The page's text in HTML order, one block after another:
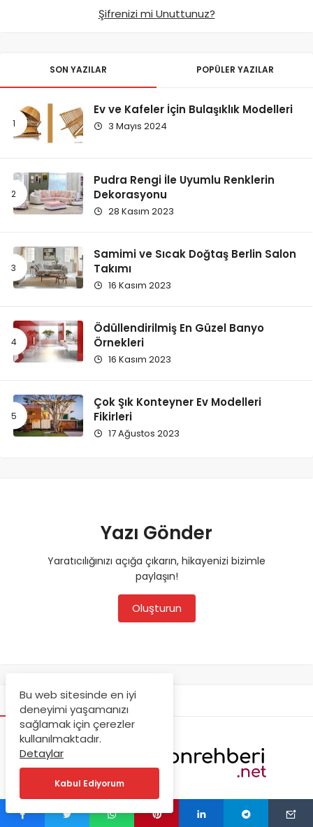
Şifrenizi mi Unuttunuz?
SON YAZILAR POPÜLER YAZILAR
Ev ve Kafeler İçin Bulaşıklık Modelleri
3 Mayıs 2024
Pudra Rengi İle Uyumlu Renklerin
Dekorasyonu
28 Kasım 2023
Samimi ve Sıcak Doğtaş Berlin Salon
Takımı
16 Kasım 2023
Ödüllendirilmiş En Güzel Banyo
Örnekleri
16 Kasım 2023
Çok Şık Konteyner Ev Modelleri
Fikirleri
17 Ağustos 2023
Yazı Gönder
Yaratıcılığınızı açığa çıkarın, hikayenizi bizimle
paylaşın!
Oluşturun
DEKORASYON REHBERI
ilham alarak evlerinizi en güzel şekilde dekore edebilirsiniz.
Bu web sitesinde en iyi
deneyimi yaşamanızı
sağlamak için çerezler
kullanılmaktadır.
Detaylar
Kabul Ediyorum